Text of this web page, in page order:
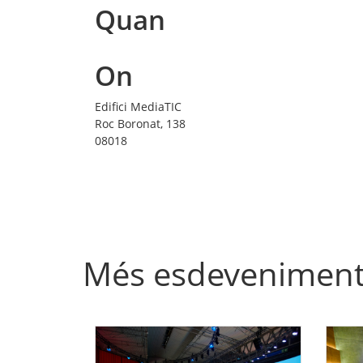
Quan
On
Edifici MediaTIC
Roc Boronat, 138
08018
Més